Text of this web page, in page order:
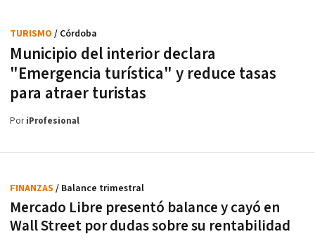
Municipio del interior declara
"Emergencia turística" y reduce tasas
para atraer turistas
TURISMO / Córdoba
PoriProfesional
Mercado Libre presentó balance y cayó en
Wall Street por dudas sobre su rentabilidad
FINANZAS / Balance trimestral